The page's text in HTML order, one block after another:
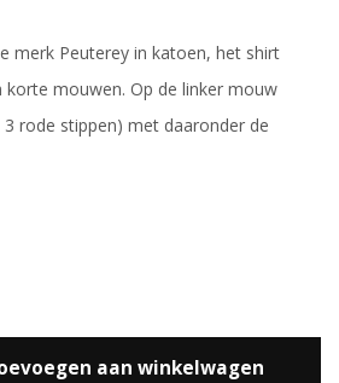
merk Peuterey in katoen, het shirt
mouwen. Op de linker mouw
rode stippen) met daaronder de
aan winkelwagen